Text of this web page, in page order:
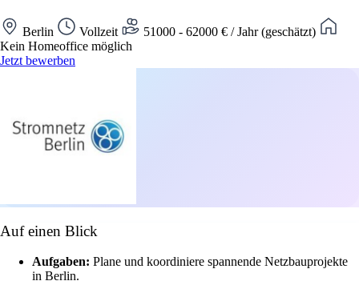
Berlin Vollzeit
51000 - 62000 € / Jahr (geschätzt)
Kein Homeoffice möglich
Jetzt bewerben
Auf einen Blick
Aufgaben: Plane und koordiniere spannende Netzbauprojekte
in Berlin.